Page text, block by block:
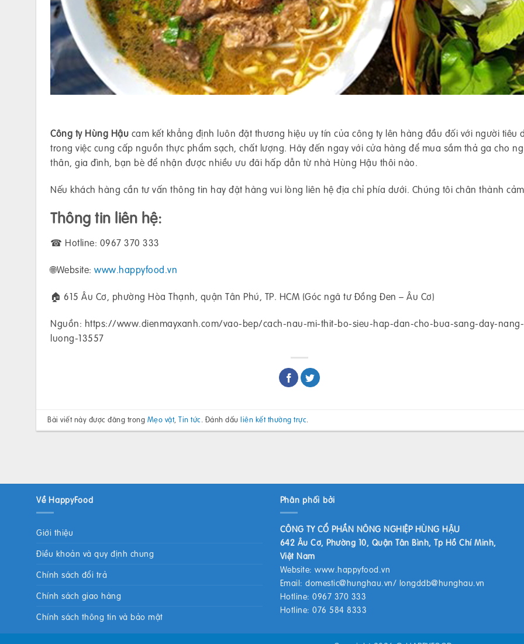
Công ty Hùng Hậu cam kết khẳng định luôn đặt thương hiệu uy tín của công ty lên hàng đầu đối với người tiêu
trong việc cung cấp nguồn thực phẩm sạch, chất lượng. Hãy đến ngay với cửa hàng để mua sắm thả ga cho
thân, gia đình, bạn bè để nhận được nhiều ưu đãi hấp dẫn từ nhà Hùng Hậu thôi nào.
Nếu khách hàng cần tư vấn thông tin hay đặt hàng vui lòng liên hệ địa chỉ phía dưới. Chúng tôi chân thành
Thông tin liên hệ:
☎ Hotline: 0967 370 333
🌐Website: www.happyfood.vn
🏠 615 Âu Cơ, phường Hòa Thạnh, quận Tân Phú, TP. HCM (Góc ngã tư Đồng Đen – Âu Cơ)
Nguồn: https://www.dienmayxanh.com/vao-bep/cach-nau-mi-thit-bo-sieu-hap-dan-cho-bua-sang-day-nang-
luong-13557
Bài viết này được đăng trong Mẹo vặt,Tin tức. Đánh dấuliên kết thường trực.
Về HappyFood
Giới thiệu
Điều khoản và quy định chung
Chính sách đổi trả
Chính sách giao hàng
Chính sách thông tin và bảo mật
Phân phối bởi
CÔNG TY CỔ PHẦN NÔNG NGHIỆP HÙNG HẬU
642 Âu Cơ, Phường 10, Quận Tân Bình, Tp Hồ Chí Minh,
Việt Nam
Website:www.happyfood.vn
Email:domestic@hunghau.vn/ longddb@hunghau.vn
Hotline: 0967 370 333
Hotline: 076 584 8333